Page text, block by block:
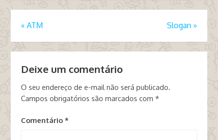
« ATM Slogan »
Deixe um comentário
O seu endereço de e-mail não será publicado.
Campos obrigatórios são marcados com *
Comentário *